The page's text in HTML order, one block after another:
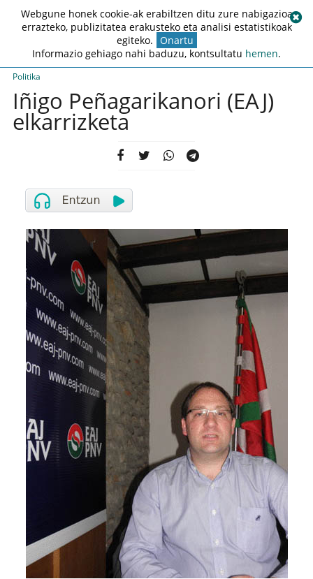
Politika
Iñigo Peñagarikanori (EAJ)
elkarrizketa
Webgune honek cookie-ak erabiltzen ditu zure nabigazioa
errazteko, publizitatea erakusteko eta analisi estatistikoak
egiteko. Onartu
Informazio gehiago nahi baduzu, kontsultatu hemen.